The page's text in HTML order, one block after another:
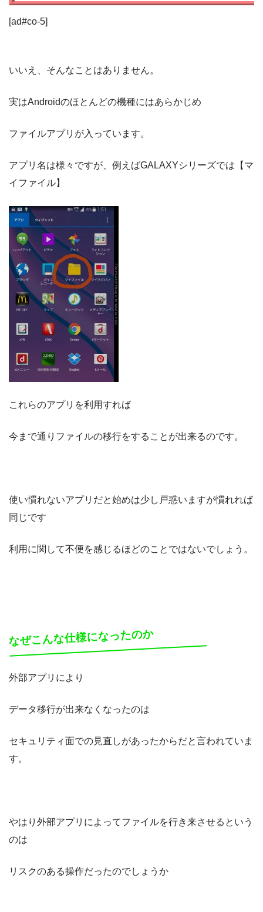
[ad#co-5]
いいえ、そんなことはありません。
実はAndroidのほとんどの機種にはあらかじめ
ファイルアプリが入っています。
アプリ名は様々ですが、例えばGALAXYシリーズでは【マ
イファイル】
これらのアプリを利用すれば
今まで通りファイルの移行をすることが出来るのです。
使い慣れないアプリだと始めは少し戸惑いますが慣れれば
同じです
利用に関して不便を感じるほどのことではないでしょう。
なぜこんな仕様になったのか
外部アプリにより
データ移行が出来なくなったのは
セキュリティ面での見直しがあったからだと言われていま
す。
やはり外部アプリによってファイルを行き来させるという
のは
リスクのある操作だったのでしょうか